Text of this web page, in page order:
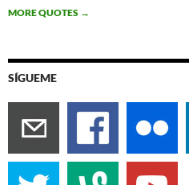
MORE QUOTES →
SÍGUEME